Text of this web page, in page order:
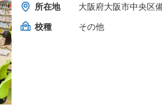
所在地
大阪府大阪市中央区
校種
その他